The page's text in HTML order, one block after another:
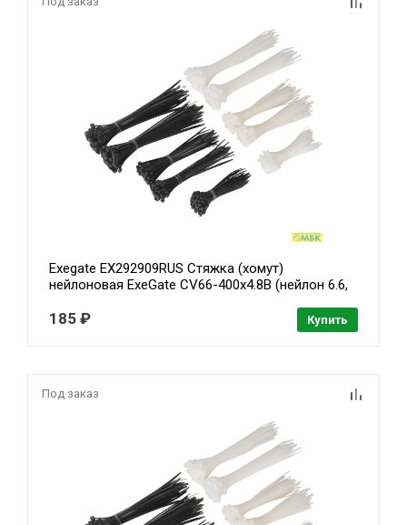
Exegate EX292909RUS Стяжка (хомут)
нейлоновая ExeGate CV66-400x4.8B (нейлон 6.6,
-40°C - +85°C, черная, 100 шт)
185 ₽ Купить
Под заказ